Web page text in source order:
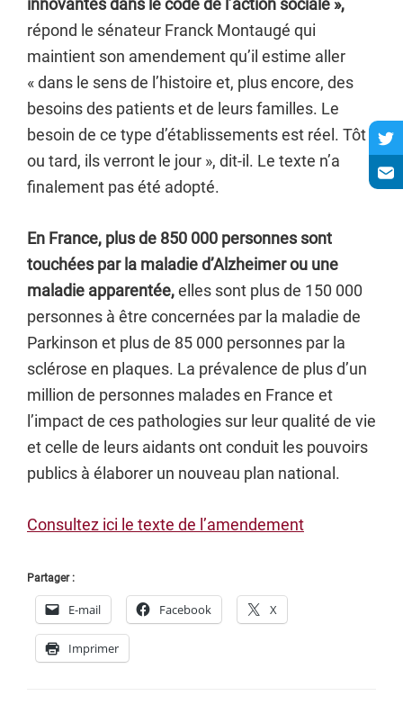
innovantes dans le code de l’action sociale »,
répond le sénateur Franck Montaugé qui
maintient son amendement qu’il estime aller
« dans le sens de l’histoire et, plus encore, des
besoins des patients et de leurs familles. Le
besoin de ce type d’établissements est réel. Tôt
ou tard, ils verront le jour », dit-il. Le texte n’a
finalement pas été adopté.
En France, plus de 850 000 personnes sont
touchées par la maladie d’Alzheimer ou une
maladie apparentée,elles sont plus de 150 000
personnes à être concernées par la maladie de
Parkinson et plus de 85 000 personnes par la
sclérose en plaques. La prévalence de plus d’un
million de personnes malades en France et
l’impact de ces pathologies sur leur qualité de vie
et celle de leurs aidants ont conduit les pouvoirs
publics à élaborer un nouveau plan national.
Consultez ici le texte de l’amendement
Partager :
E-mail Facebook X
Imprimer